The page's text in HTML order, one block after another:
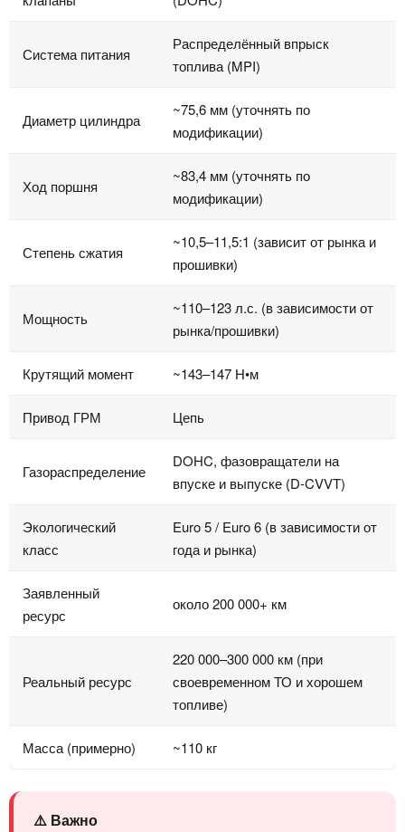
Система питания
Распределённый впрыск
топлива (MPI)
Диаметр цилиндра
~75,6 мм (уточнять по
модификации)
Ход поршня
~83,4 мм (уточнять по
модификации)
Степень сжатия
~10,5–11,5:1 (зависит от рынка и
прошивки)
Мощность
~110–123 л.с. (в зависимости от
рынка/прошивки)
Крутящий момент ~143–147 Н•м
Привод ГРМ Цепь
Газораспределение
DOHC, фазовращатели на
впуске и выпуске (D-CVVT)
Экологический
класс
Euro 5 / Euro 6 (в зависимости от
года и рынка)
Заявленный
ресурс
около 200 000+ км
Реальный ресурс
220 000–300 000 км (при
своевременном ТО и хорошем
топливе)
Масса (примерно) ~110 кг
⚠️ Важно